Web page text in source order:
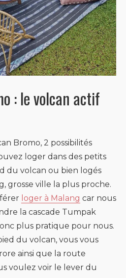
: le volcan actif
Bromo, 2 possibilités
loger dans des petits
du volcan ou bien logés
grosse ville la plus proche.
loger à Malang car nous
la cascade Tumpak
plus pratique pour nous.
du volcan, vous vous
ainsi que la route
voulez voir le lever du